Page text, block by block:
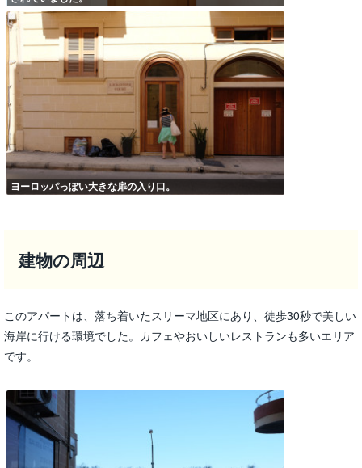
ヨーロッパっぽい大きな扉の入り口。
建物の周辺
このアパートは、落ち着いたスリーマ地区にあり、徒歩30秒で美しい
海岸に行ける環境でした。カフェやおいしいレストランも多いエリア
です。